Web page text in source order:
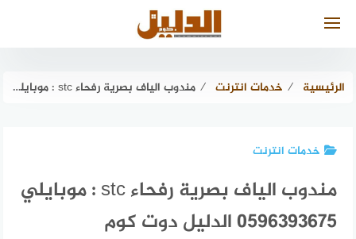
الرئيسية ⁄ خدمات انترنت ⁄ مندوب الياف بصرية رفحاء stc : موبايلي 0596393675 الدليل دوت كوم
خدمات انترنت
مندوب الياف بصرية رفحاء stc : موبايلي
0596393675 الدليل دوت كوم